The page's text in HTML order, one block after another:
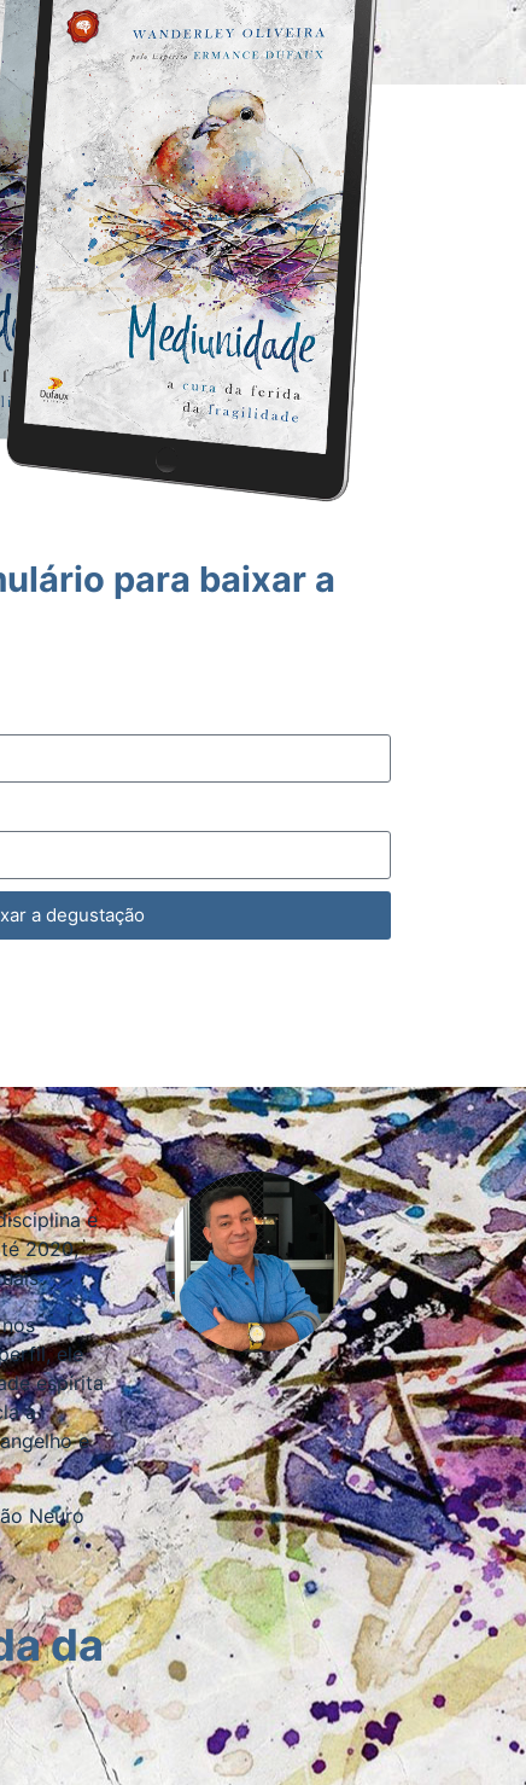
para baixar a
a degustação
e
2020,
ele
espírita
a
e
Neuro
da